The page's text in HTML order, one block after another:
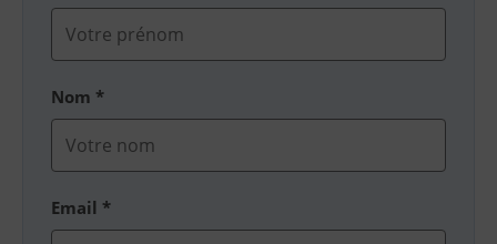
Nom *
Email *